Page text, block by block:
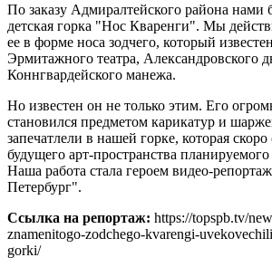
По заказу Адмиралтейского района нами
детская горка "Нос Кваренги". Мы
ее в форме носа зодчего, который
Эрмитажного театра, Александровского
Коннгвардейского манежа.
Но известен он не только этим. Его
становился предметом карикатур и
запечатлели в нашей горке, которая скоро
будущего арт-пространства
Наша работа стала героем видео-
Петербург".
Ссылка на репортаж: https://topspb.tv/
znamenitogo-zodchego-kvarengi-
gorki/